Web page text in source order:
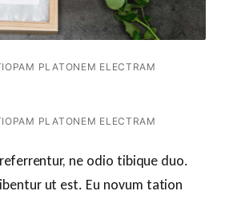
PLATONEM ELECTRAM
PLATONEM ELECTRAM
ne odio tibique duo.
ut est. Eu novum tation